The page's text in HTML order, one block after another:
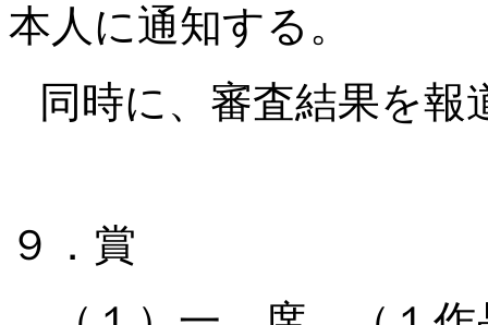
本人に通知する。
同時に、審査結果を報
９．賞